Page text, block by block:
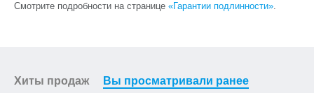
Смотрите подробности на странице «Гарантии подлинности».
Хиты продаж Вы просматривали ранее